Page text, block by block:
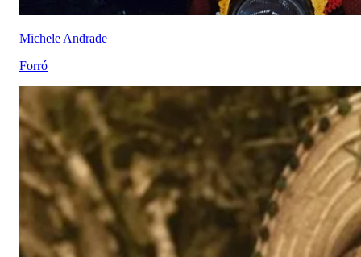
Michele Andrade
Forró